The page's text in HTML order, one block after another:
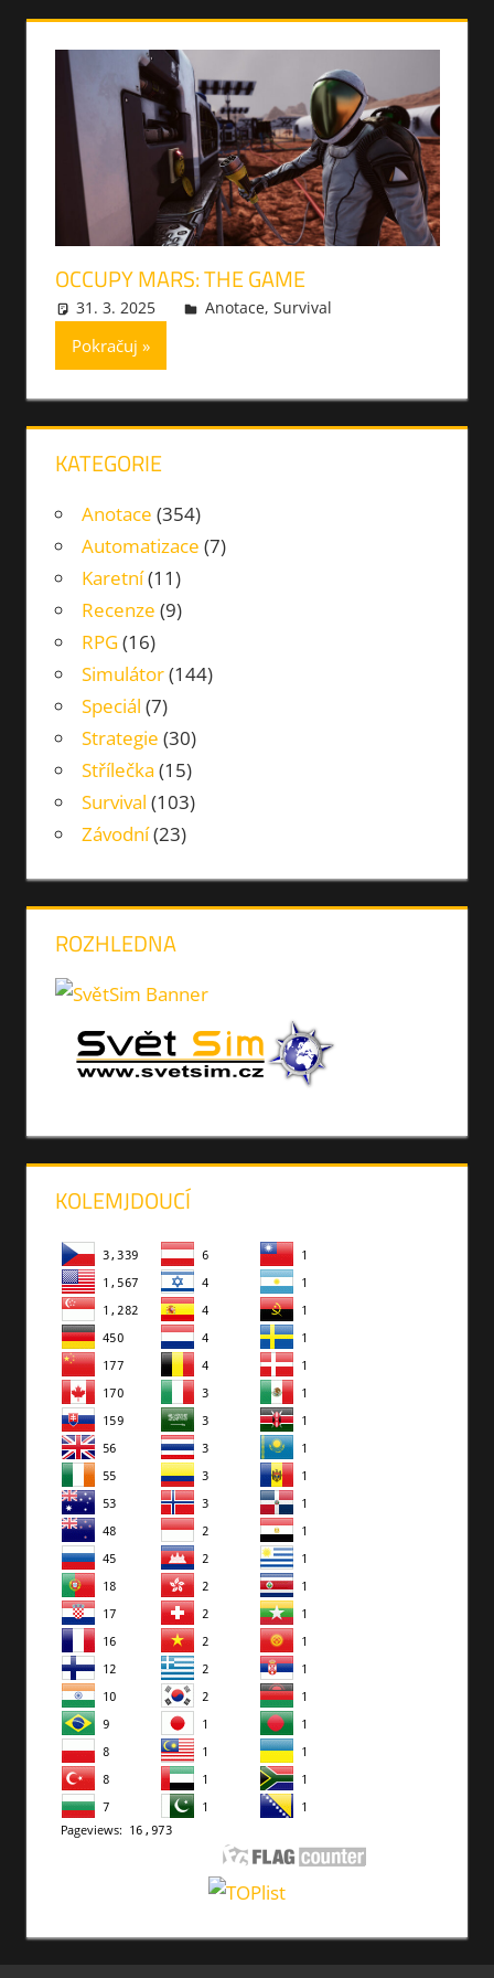
OCCUPY MARS: THE GAME
31. 3. 2025 xmilek
Anotace, Survival
Pokračuj
KATEGORIE
Anotace (354)
Automatizace (7)
Karetní(11)
Recenze (9)
RPG(16)
Simulátor(144)
Speciál (7)
Strategie (30)
Střílečka (15)
Survival (103)
Závodní(23)
ROZHLEDNA
KOLEMJDOUCÍ